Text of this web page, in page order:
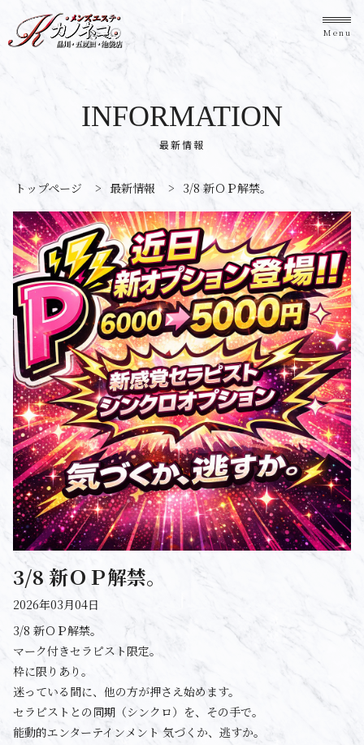
Menu
最新情報
INFORMATION
トップページ > 最新情報 > 3/8 新ＯＰ解禁。
3/8 新ＯＰ解禁。
2026年03月04日
3/8 新ＯＰ解禁。
マーク付きセラピスト限定。
枠に限りあり。
迷っている間に、他の方が押さえ始めます。
セラピストとの同期（シンクロ）を、その手で。
能動的エンターテインメント 気づくか、逃すか。